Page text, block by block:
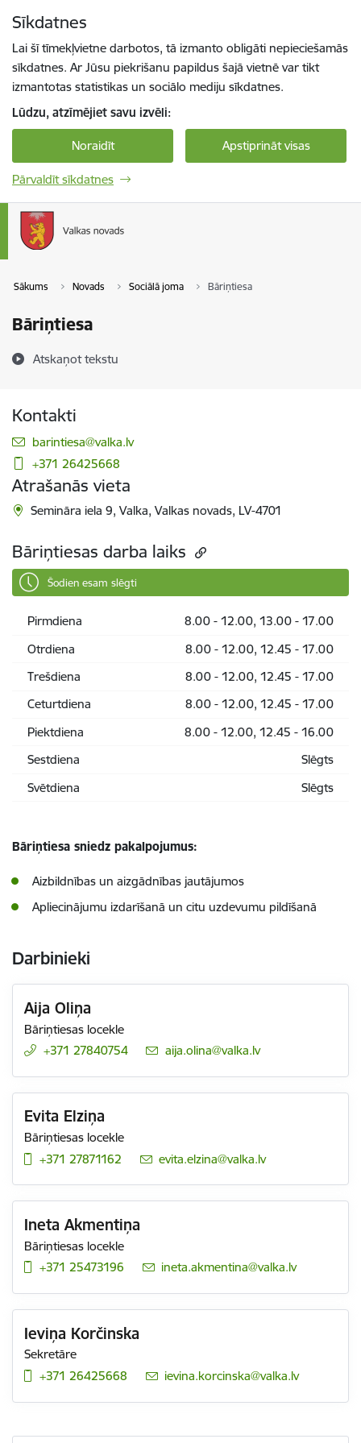
Sīkdatnes
Lai šī tīmekļvietne darbotos, tā izmanto obligāti nepieciešamās
sīkdatnes. Ar Jūsu piekrišanu papildus šajā vietnē var tikt
izmantotas statistikas un sociālo mediju sīkdatnes.
Lūdzu, atzīmējiet savu izvēli:
Noraidīt Apstiprināt visas
Pārvaldīt sīkdatnes
Sākums Novads Sociālā joma Bāriņtiesa
Bāriņtiesa
Atskaņot tekstu
Kontakti
E-pasts:
barintiesa@valka.lv
+371 26425668
Atrašanās vieta
Semināra iela 9, Valka, Valkas novads, LV-4701
Bāriņtiesas darba laiks
Šodien esam slēgti
Pirmdiena
8.00 - 12.00, 13.00 - 17.00
Otrdiena
8.00 - 12.00, 12.45 - 17.00
Trešdiena
8.00 - 12.00, 12.45 - 17.00
Ceturtdiena
8.00 - 12.00, 12.45 - 17.00
Piektdiena
8.00 - 12.00, 12.45 - 16.00
Sestdiena
Slēgts
Svētdiena
Slēgts
Bāriņtiesa sniedz pakalpojumus:
Aizbildnības un aizgādnības jautājumos
Apliecinājumu izdarīšanā un citu uzdevumu pildīšanā
Darbinieki
Aija Oliņa
Bāriņtiesas locekle
+371 27840754
E-pasts:
aija.olina@valka.lv
Evita Elziņa
Bāriņtiesas locekle
+371 27871162
E-pasts:
evita.elzina@valka.lv
Ineta Akmentiņa
Bāriņtiesas locekle
+371 25473196
E-pasts:
ineta.akmentina@valka.lv
Ieviņa Korčinska
Sekretāre
+371 26425668
E-pasts:
ievina.korcinska@valka.lv